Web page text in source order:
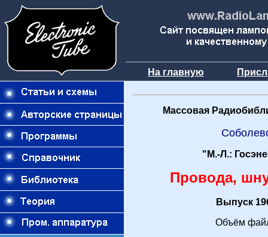
На главную
Массовая
"М.-Л.:
Провода,
Выпуск
Объём